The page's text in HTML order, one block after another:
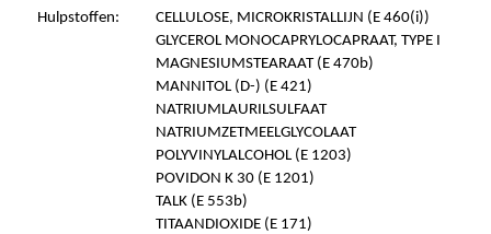
Hulpstoffen:
CELLULOSE, MICROKRISTALLIJN (E 460(i))
GLYCEROL MONOCAPRYLOCAPRAAT, TYPE I
MAGNESIUMSTEARAAT (E 470b)
MANNITOL (D-) (E 421)
NATRIUMLAURILSULFAAT
NATRIUMZETMEELGLYCOLAAT
POLYVINYLALCOHOL (E 1203)
POVIDON K 30 (E 1201)
TALK (E 553b)
TITAANDIOXIDE (E 171)